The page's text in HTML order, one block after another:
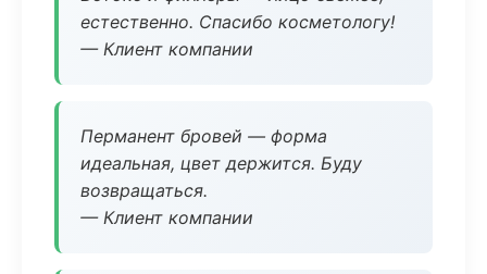
естественно. Спасибо косметологу!
— Клиент компании
Перманент бровей — форма
идеальная, цвет держится. Буду
возвращаться.
— Клиент компании